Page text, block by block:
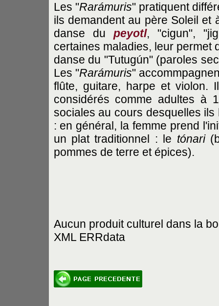
Les "Rarámuris" pratiquent
ils demandent au père Soleil et
danse du peyotl, "cigun",
certaines maladies, leur permet
danse du "Tutugún" (paroles
Les "Rarámuris"
flûte, guitare, harpe et violon.
considérés comme adultes
sociales au cours desquelles
: en général, la femme prend
un plat traditionnel : le tónari
pommes de terre et épices).
Aucun produit culturel dans la
XML ERRdata